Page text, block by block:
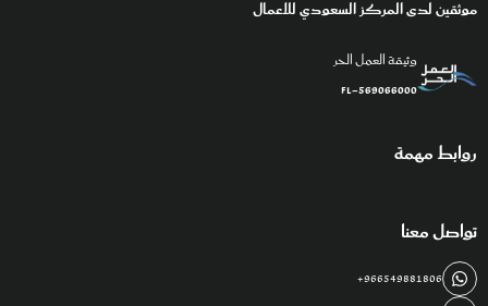
موثقين لدى المركز السعودي للاعمال
وثيقة العمل الحر
FL-569066000
روابط مهمة
تواصل معنا
+966549881806